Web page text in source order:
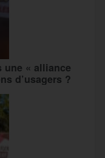
une « alliance
d’usagers ?